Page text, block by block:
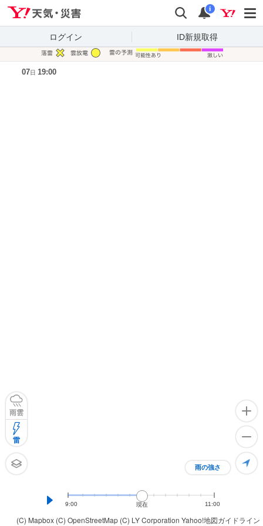
検索 通知
i
ログイン ID新規取得
(C) Mapbox (C) OpenStreetMap (C) LY Corporation Yahoo!地図ガイドライン
雨の強さ
雨雲
雷
9:00 現在 11:00
07日 19:00